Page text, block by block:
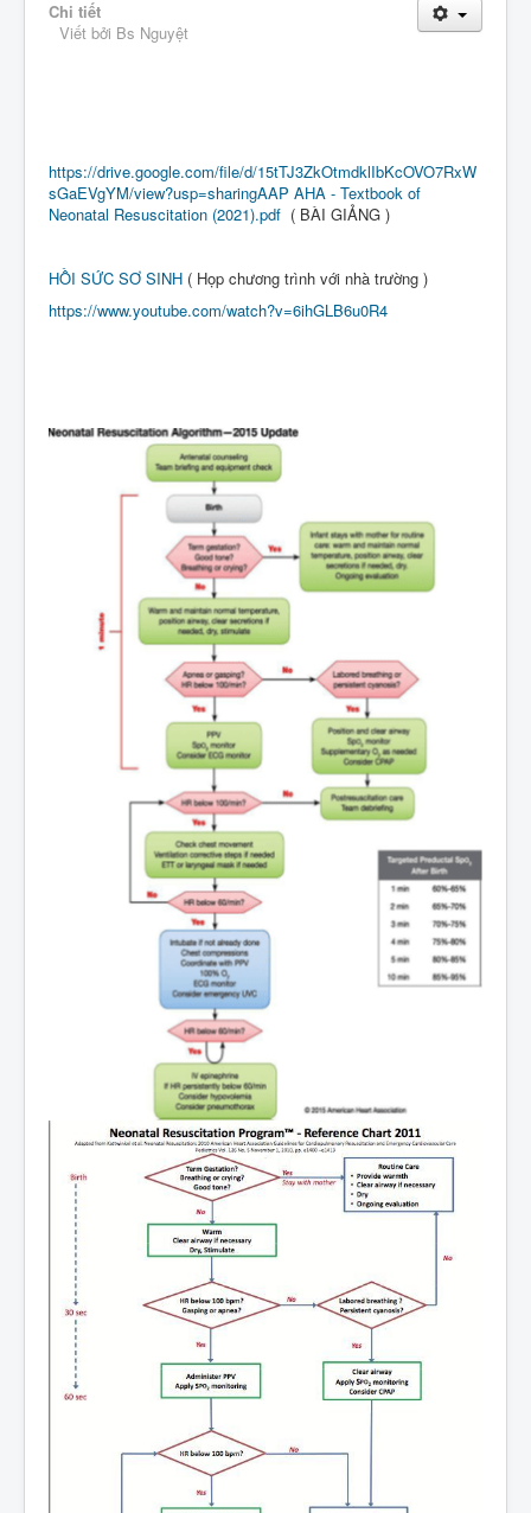
Chi tiết
Viết bởi Bs Nguyệt
https://drive.google.com/file/d/15tTJ3ZkOtmdklIbKcOVO7RxW
sGaEVgYM/view?usp=sharingAAP AHA - Textbook of
Neonatal Resuscitation (2021).pdf ( BÀI GIẢNG )
HỒI SỨC SƠ SINH ( Họp chương trình với nhà trường )
https://www.youtube.com/watch?v=6ihGLB6u0R4